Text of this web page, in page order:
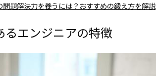
題解決力を養うには？おすすめの鍛え方を解説
るエンジニアの特徴